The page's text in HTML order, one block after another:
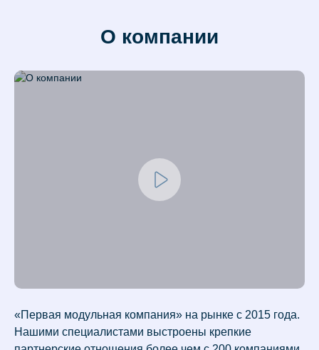
О компании
«Первая модульная компания» на рынке с 2015 года.
Нашими специалистами выстроены крепкие